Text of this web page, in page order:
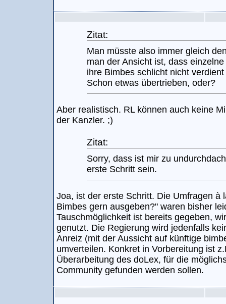
Zitat:
Man müsste also immer gleich
man der Ansicht ist, dass
ihre Bimbes schlicht nicht
Schon etwas übertrieben, oder?
Aber realistisch. RL können auch keine
der Kanzler. ;)
Zitat:
Sorry, dass ist mir zu
erste Schritt sein.
Joa, ist der erste Schritt. Die Umfragen à
Bimbes gern ausgeben?" waren bisher
Tauschmöglichkeit ist bereits gegeben,
genutzt. Die Regierung wird jedenfalls
Anreiz (mit der Aussicht auf künftige
umverteilen. Konkret in Vorbereitung ist
Überarbeitung des doLex, für die
Community gefunden werden sollen.